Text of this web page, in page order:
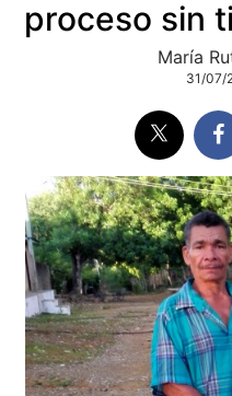
proceso sin
María
31/07/